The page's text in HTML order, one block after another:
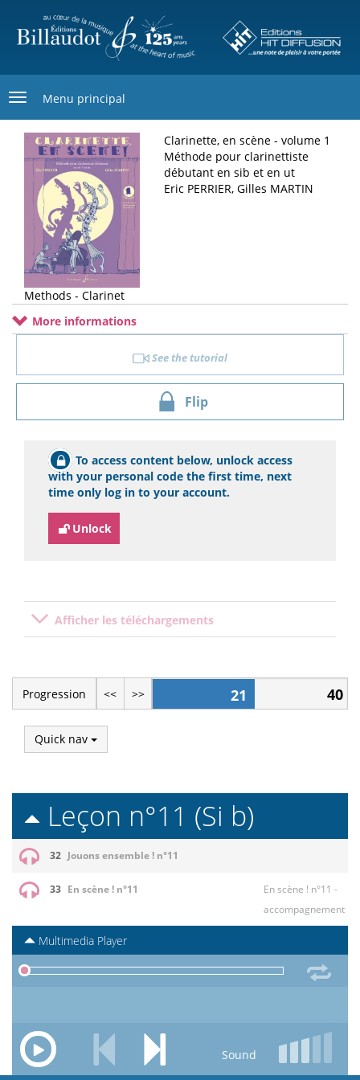
main
Menu principal
Clarinette, en scène - volume 1
Méthode pour clarinettiste
débutant en sib et en ut
Eric PERRIER, Gilles MARTIN
Methods - Clarinet
More informations
See the tutorial
Flip
To access content below, unlock access
with your personal code the first time, next
time only log in to your account.
Unlock
Afficher les téléchargements
Progression << >> 21 40
Quick nav
Leçon n°11 (Si b)
32 Jouons ensemble ! n°11
33 En scène ! n°11
En scène ! n°11 -
accompagnement
Multimedia Player
Sound